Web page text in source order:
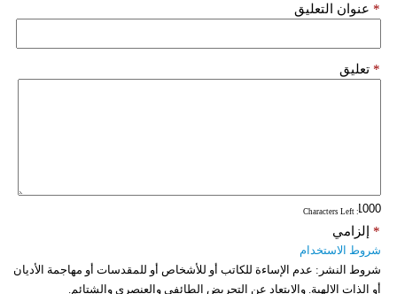
عنوان التعليق *
تعليق *
: Characters Left
إلزامي *
شروط الاستخدام
شروط النشر: عدم الإساءة للكاتب أو للأشخاص أو للمقدسات أو مهاجمة الأديان
أو الذات الالهية. والابتعاد عن التحريض الطائفي والعنصري والشتائم.